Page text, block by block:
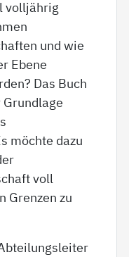
volljährig
und wie
Ebene
Das Buch
möchte dazu
voll
Grenzen zu